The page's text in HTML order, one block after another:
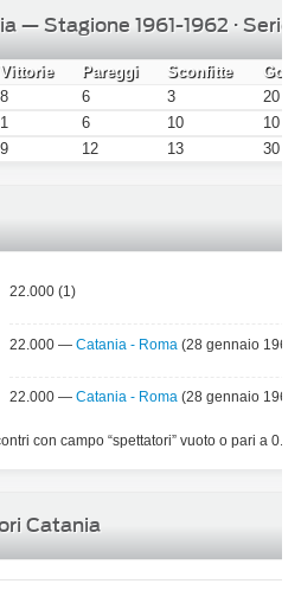
— Stagione 1961-1962 · Serie
Vittorie Pareggi Sconfitte
Gol
8 6 3
20
1 6 10
10
9 12 13 30
22.000 (1)
22.000 — Catania - Roma (28 gennaio 1962)
22.000 — Catania - Roma (28 gennaio 1962)
con campo “spettatori” vuoto o pari a 0.
Catania